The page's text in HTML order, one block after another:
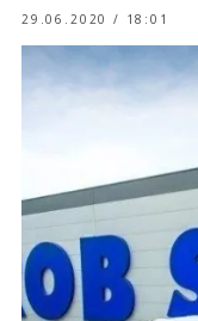
29.06.2020 / 18:01